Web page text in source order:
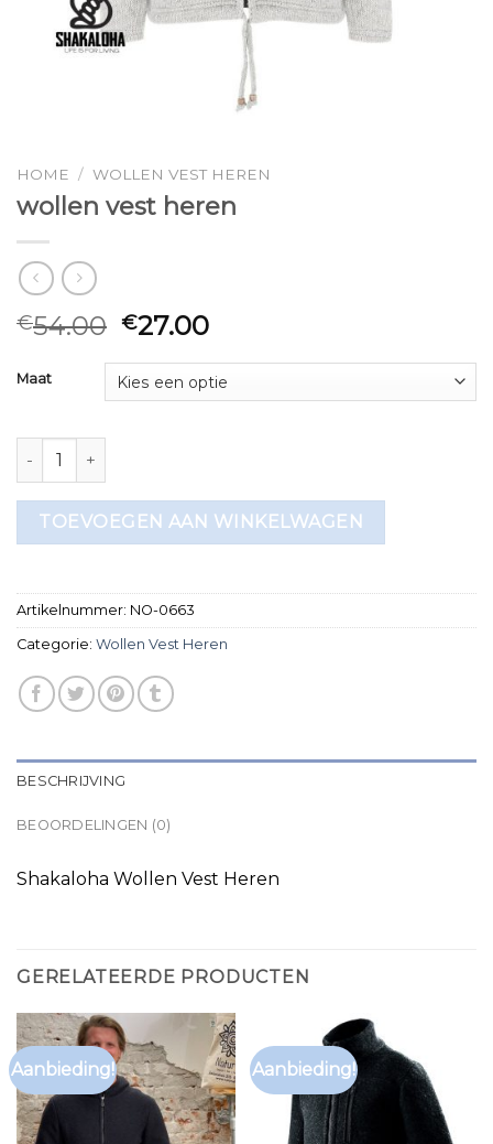
HOME / WOLLEN VEST HEREN
wollen vest heren
€54.00 €27.00
Maat
wollen vest heren aantal
TOEVOEGEN AAN WINKELWAGEN
Artikelnummer: NO-0663
Categorie: Wollen Vest Heren
BESCHRIJVING
BEOORDELINGEN (0)
Shakaloha Wollen Vest Heren
GERELATEERDE PRODUCTEN
Aanbieding! Aanbieding!